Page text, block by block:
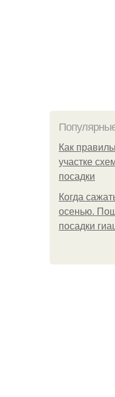
Как
участке
посадки
Когда
осенью.
посадки